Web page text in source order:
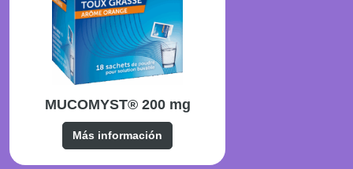
MUCOMYST® 200 mg
Más información